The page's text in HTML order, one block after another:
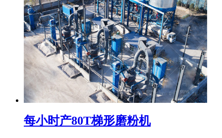
每小时产80T梯形磨粉机